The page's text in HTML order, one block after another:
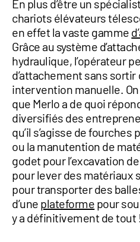
1 877-641-8355
CONTACTEZ-NOUS
En plus d’être un
chariots élévateurs
en effet la vaste gamme
Grâce au système
hydraulique, l’opérateur
d’attachement sans sortir
intervention manuelle.
que Merlo a de quoi
diversifiés des
qu’il s’agisse de
ou la manutention de
godet pour l’excavation
pour lever des matériaux
pour transporter des
d’une plateforme pour
y a définitivement de tout